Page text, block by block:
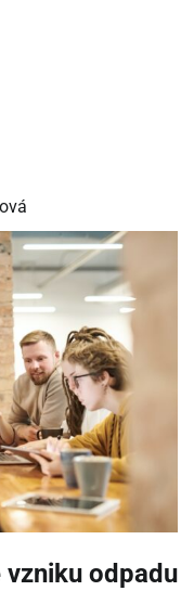
odpadu